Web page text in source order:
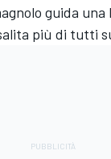
guida una
più di tutti